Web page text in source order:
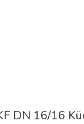
DN 16/16